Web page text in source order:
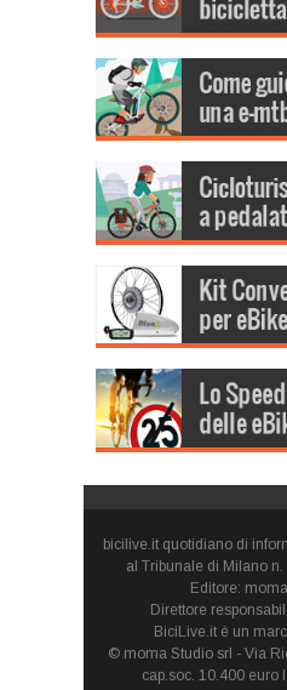
bicilive.it quotidiano di
al Tribunale di Milano
Editore:
Direttore
BiciLive.it è un
© moma Studio srl - Via
cap.soc. 10.400 euro